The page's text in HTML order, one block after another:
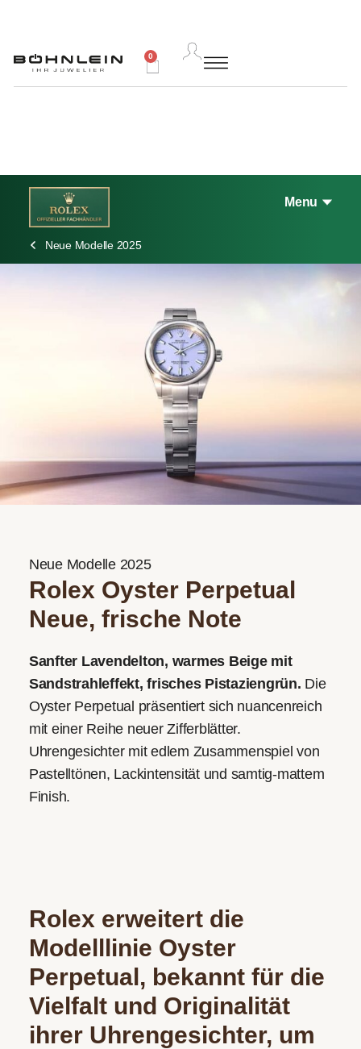
0
Menu
Neue Modelle 2025
Neue Modelle 2025
Rolex Oyster Perpetual
Neue, frische Note
Sanfter Lavendelton, warmes Beige mit
Sandstrahleffekt, frisches Pistaziengrün. Die
Oyster Perpetual präsentiert sich nuancenreich
mit einer Reihe neuer Zifferblätter.
Uhrengesichter mit edlem Zusammenspiel von
Pastelltönen, Lackintensität und samtig-mattem
Finish.
Rolex erweitert die
Modelllinie Oyster
Perpetual, bekannt für die
Vielfalt und Originalität
ihrer Uhrengesichter, um